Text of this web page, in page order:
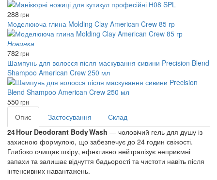
288 грн
Моделююча глина Molding Clay American Crew 85 гр
Новинка
782 грн
Шампунь для волосся після маскування сивини Precision Blend
Shampoo American Crew 250 мл
550 грн
Опис Застосування
Склад
24 Hour Deodorant Body Wash — чоловічий гель для душу із
захисною формулою, що забезпечує до 24 годин свіжості.
Глибоко очищає шкіру, ефективно нейтралізує неприємні
запахи та залишає відчуття бадьорості та чистоти навіть після
інтенсивних навантажень.